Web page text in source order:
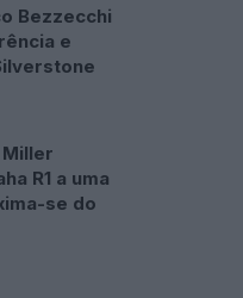
Bezzecchi
e
R1 a uma
se do